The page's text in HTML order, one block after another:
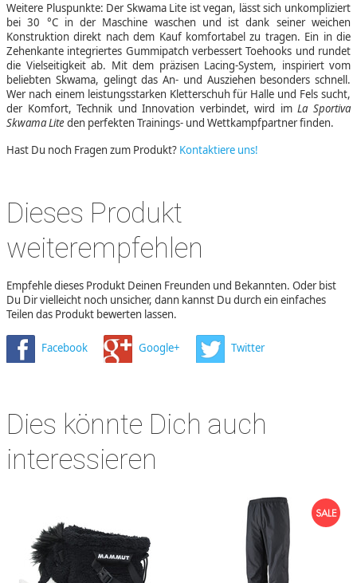
Weitere Pluspunkte: Der Skwama Lite ist vegan, lässt sich unkompliziert
bei 30 °C in der Maschine waschen und ist dank seiner weichen
Konstruktion direkt nach dem Kauf komfortabel zu tragen. Ein in die
Zehenkante integriertes Gummipatch verbessert Toehooks und rundet
die Vielseitigkeit ab. Mit dem präzisen Lacing-System, inspiriert vom
beliebten Skwama, gelingt das An- und Ausziehen besonders schnell.
Wer nach einem leistungsstarken Kletterschuh für Halle und Fels sucht,
der Komfort, Technik und Innovation verbindet, wird imLa Sportiva
Skwama Liteden perfekten Trainings- und Wettkampfpartner finden.
Hast Du noch Fragen zum Produkt? Kontaktiere uns!
Dieses Produkt
weiterempfehlen
Empfehle dieses Produkt Deinen Freunden und Bekannten. Oder bist
Du Dir vielleicht noch unsicher, dann kannst Du durch ein einfaches
Teilen das Produkt bewerten lassen.
Facebook Google+ Twitter
Dies könnte Dich auch
interessieren